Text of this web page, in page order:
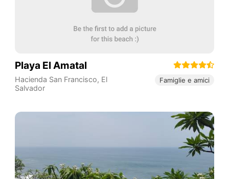
Playa El Amatal
Hacienda San Francisco, El
Salvador
Famiglie e amici